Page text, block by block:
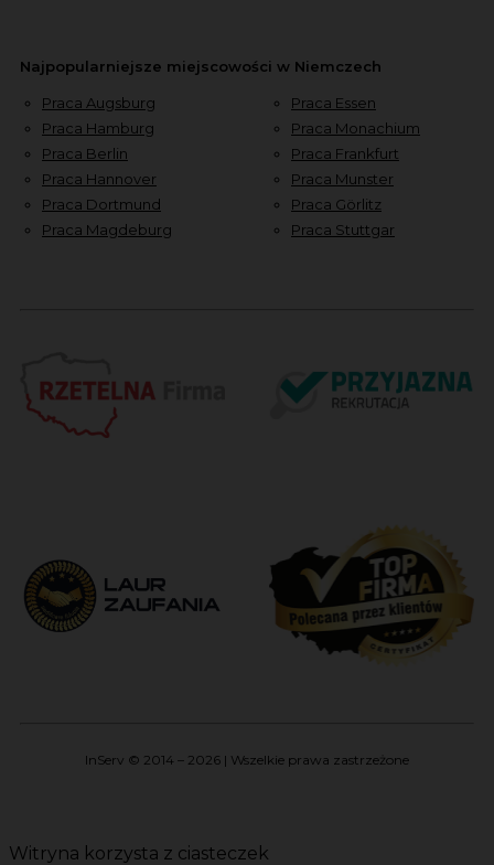
Najpopularniejsze miejscowości w Niemczech
Praca Augsburg
Praca Hamburg
Praca Berlin
Praca Hannover
Praca Dortmund
Praca Magdeburg
Praca Essen
Praca Monachium
Praca Frankfurt
Praca Munster
Praca Görlitz
Praca Stuttgar
InServ © 2014 – 2026 | Wszelkie prawa zastrzeżone
Witryna korzysta z ciasteczek